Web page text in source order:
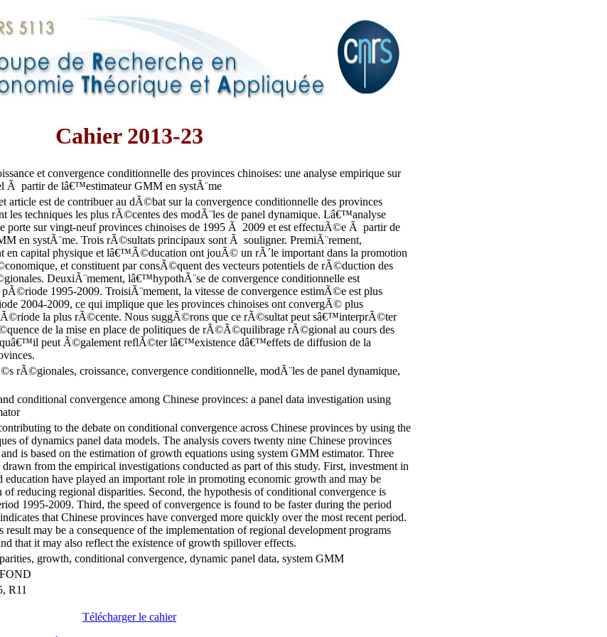
Cahier 2013-23
et convergence conditionnelle des provinces chinoises: une analyse empirique sur
Ã partir de lâ€™estimateur GMM en systÃ¨me
est de contribuer au dÃ©bat sur la convergence conditionnelle des provinces
les techniques les plus rÃ©centes des modÃ¨les de panel dynamique. Lâ€™analyse
sur vingt-neuf provinces chinoises de 1995 Ã 2009 et est effectuÃ©e Ã partir de
en systÃ¨me. Trois rÃ©sultats principaux sont Ã souligner. PremiÃ¨rement,
en capital physique et lâ€™Ã©ducation ont jouÃ© un rÃ´le important dans la promotion
et constituent par consÃ©quent des vecteurs potentiels de rÃ©duction des
DeuxiÃ¨mement, lâ€™hypothÃ¨se de convergence conditionnelle est
1995-2009. TroisiÃ¨mement, la vitesse de convergence estimÃ©e est plus
2004-2009, ce qui implique que les provinces chinoises ont convergÃ© plus
la plus rÃ©cente. Nous suggÃ©rons que ce rÃ©sultat peut sâ€™interprÃ©ter
de la mise en place de politiques de rÃ©Ã©quilibrage rÃ©gional au cours des
peut Ã©galement reflÃ©ter lâ€™existence dâ€™effets de diffusion de la
rÃ©gionales, croissance, convergence conditionnelle, modÃ¨les de panel dynamique,
conditional convergence among Chinese provinces: a panel data investigation using
to the debate on conditional convergence across Chinese provinces by using the
of dynamics panel data models. The analysis covers twenty nine Chinese provinces
is based on the estimation of growth equations using system GMM estimator. Three
drawn from the empirical investigations conducted as part of this study. First, investment in
education have played an important role in promoting economic growth and may be
of reducing regional disparities. Second, the hypothesis of conditional convergence is
1995-2009. Third, the speed of convergence is found to be faster during the period
that Chinese provinces have converged more quickly over the most recent period.
result may be a consequence of the implementation of regional development programs
that it may also reflect the existence of growth spillover effects.
growth, conditional convergence, dynamic panel data, system GMM
R11
Télécharger le cahier